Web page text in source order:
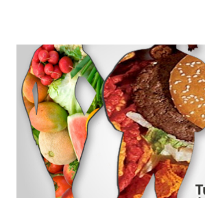
conocer edos excesos y defectos
los hábitos alimentarios de una
hoy gracias a la tecnología podemos
fácil y cómoda desde la tranquilidad de su
este cuestionario de su PERFIL
recibir un resultado que se refleja en un
detallado, en donde muestra cómo
metabólicamente su organismo, y cuáles